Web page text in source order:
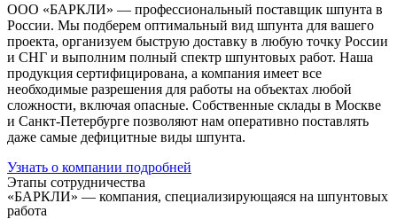
ООО «БАРКЛИ» — профессиональный поставщик шпунта в
России. Мы подберем оптимальный вид шпунта для вашего
проекта, организуем быструю доставку в любую точку России
и СНГ и выполним полный спектр шпунтовых работ. Наша
продукция сертифицирована, а компания имеет все
необходимые разрешения для работы на объектах любой
сложности, включая опасные. Собственные склады в Москве
и Санкт-Петербурге позволяют нам оперативно поставлять
даже самые дефицитные виды шпунта.
Узнать о компании подробней
Этапы сотрудничества
«БАРКЛИ» — компания, специализирующаяся на шпунтовых
работа